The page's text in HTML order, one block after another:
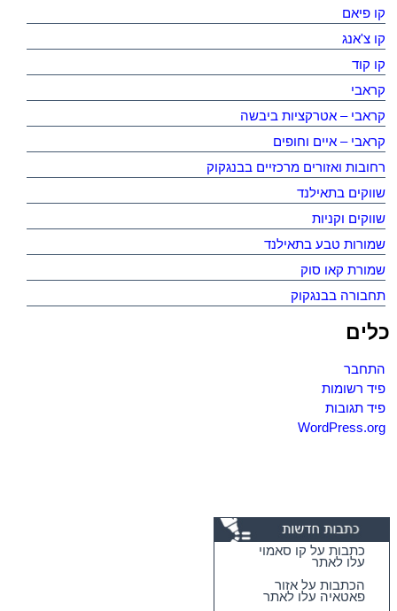
קו פיאם
קו צ'אנג
קו קוד
קראבי
קראבי – אטרקציות ביבשה
קראבי – איים וחופים
רחובות ואזורים מרכזיים בבנגקוק
שווקים בתאילנד
שווקים וקניות
שמורות טבע בתאילנד
שמורת קאו סוק
תחבורה בבנגקוק
כלים
התחבר
פיד רשומות
פיד תגובות
WordPress.org
כתבות על קו סאמוי
עלו לאתר
הכתבות על אזור
פאטאיה עלו לאתר